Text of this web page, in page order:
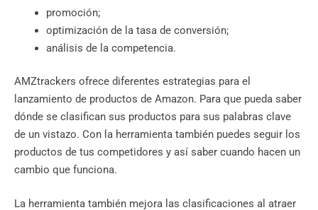
promoción;
optimización de la tasa de conversión;
análisis de la competencia.
AMZtrackers ofrece diferentes estrategias para el
lanzamiento de productos de Amazon. Para que pueda saber
dónde se clasifican sus productos para sus palabras clave
de un vistazo. Con la herramienta también puedes seguir los
productos de tus competidores y así saber cuando hacen un
cambio que funciona.
La herramienta también mejora las clasificaciones al atraer